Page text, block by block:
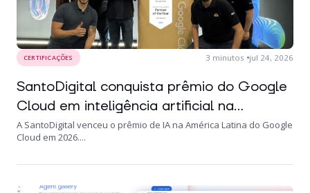
CERTIFICAÇÕES 3 minutos jul 24, 2026
SantoDigital conquista prêmio do Google
Cloud em inteligência artificial na...
A SantoDigital venceu o prêmio de IA na América Latina do Google
Cloud em 2026....